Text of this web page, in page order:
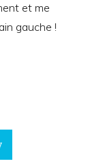
et me
gauche !